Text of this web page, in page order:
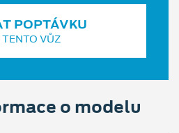
POPTÁVKU
TENTO VŮZ
o modelu